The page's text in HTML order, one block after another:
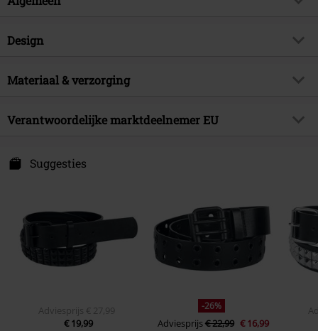
Artikelnr.
Brand
Artikelonderwerp
Basics, Gothic, Rock wear, Punk
Sexe
Design
Producttype
Materiaal & verzorging
Buitenmateriaal
60% polyurethaan, 40%
plantaardig gelooide leervezels
Verantwoordelijke marktdeelnemer EU
Einsteinstr. 6
49835 Wietmarschen
Suggesties
Adviesprijs
€ 27,99
€ 19,99
-26%
Adviesprijs€ 22,99 € 16,99